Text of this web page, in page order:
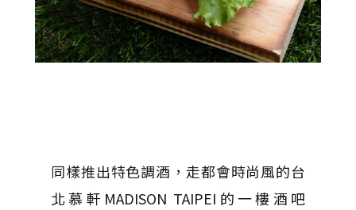
同樣推出特色調酒，走都會時尚風的台
北慕軒MADISON TAIPEI的一樓酒吧